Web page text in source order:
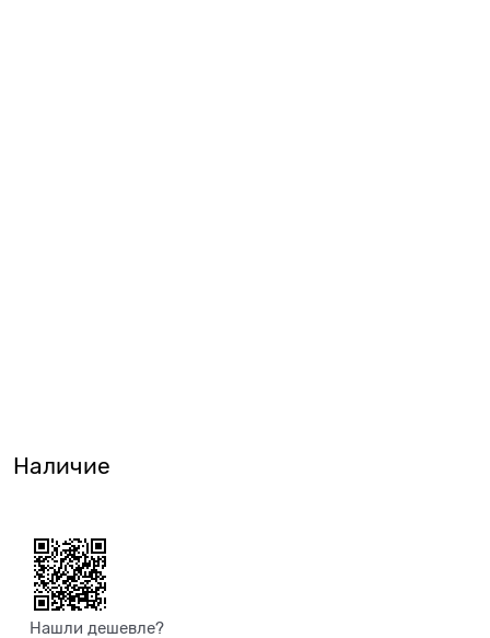
Наличие
Нашли дешевле?